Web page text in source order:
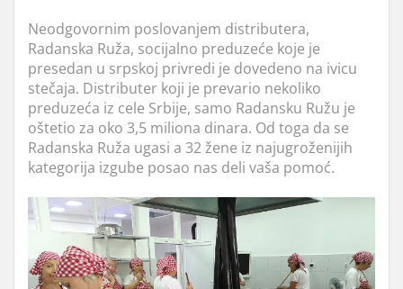
Neodgovornim poslovanjem distributera,
Radanska Ruža, socijalno preduzeće koje je
presedan u srpskoj privredi je dovedeno na ivicu
stečaja. Distributer koji je prevario nekoliko
preduzeća iz cele Srbije, samo Radansku Ružu je
oštetio za oko 3,5 miliona dinara. Od toga da se
Radanska Ruža ugasi a 32 žene iz najugroženijih
kategorija izgube posao nas deli vaša pomoć.